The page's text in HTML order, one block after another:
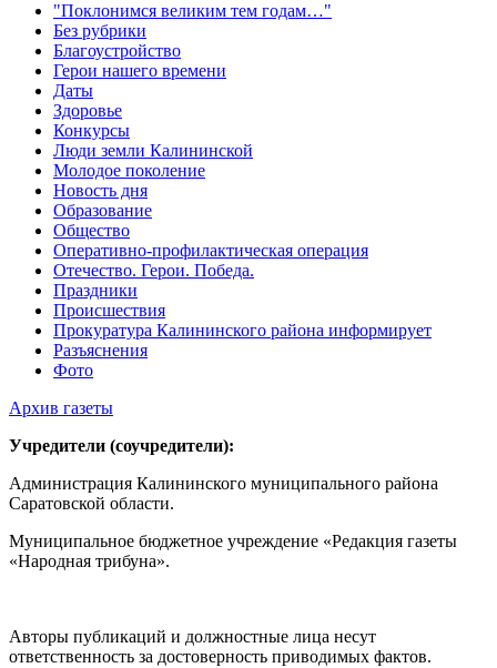
"Поклонимся великим тем годам…"
Без рубрики
Благоустройство
Герои нашего времени
Даты
Здоровье
Конкурсы
Люди земли Калининской
Молодое поколение
Новость дня
Образование
Общество
Оперативно-профилактическая операция
Отечество. Герои. Победа.
Праздники
Происшествия
Прокуратура Калининского района информирует
Разъяснения
Фото
Архив газеты
Учредители (соучредители):
Администрация Калининского муниципального района
Саратовской области.
Муниципальное бюджетное учреждение «Редакция газеты
«Народная трибуна».
Авторы публикаций и должностные лица несут
ответственность за достоверность приводимых фактов.